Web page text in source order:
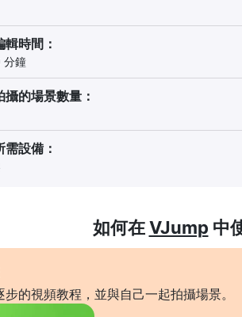
輯時間：
鐘
攝的場景數量：
需設備：
如何在VJump 中
步的視頻教程，並與自己一起拍攝場景。